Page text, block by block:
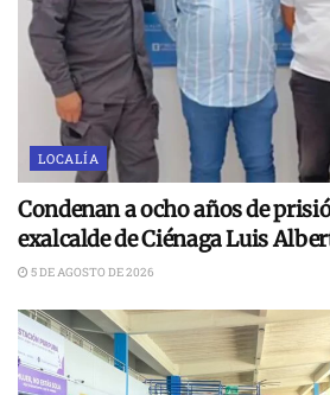
LOCALÍA
Condenan a ocho años de
exalcalde de Ciénaga Luis
5 DE AGOSTO DE 2026